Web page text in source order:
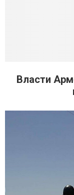
Власти